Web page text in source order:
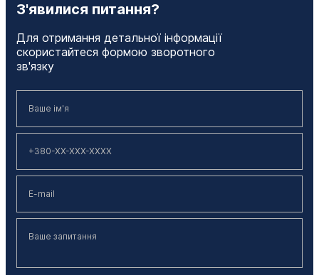
З'явилися питання?
Для отримання детальної інформації
скористайтеся формою зворотного
зв'язку